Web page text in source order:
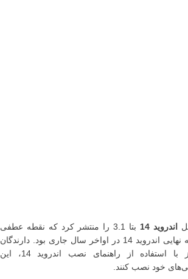
اندروید 14
بتا 3.1 را منتشر کرد که نقطه عطفی
دیگر در راه انتشار نسخه نهایی اندروید 14 در اواخر سال جاری بود. دارندگان
پیکسل می‌توانند امروز با استفاده از راهنمای نصب اندروید 14، این
خود نصب کنند.